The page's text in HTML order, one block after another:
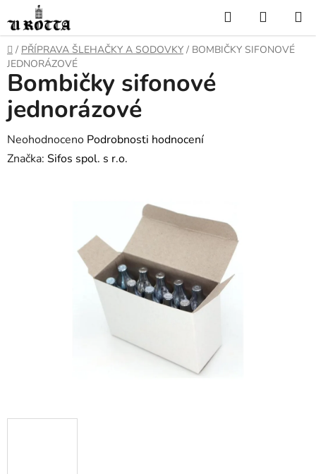
na
obsah
Hledat
KOŠÍK
DOMŮ
/ PŘÍPRAVA ŠLEHAČKY A SODOVKY / BOMBIČKY SIFONOVÉ
JEDNORÁZOVÉ
Bombičky sifonové
jednorázové
Průměrné
hodnocení
Neohodnoceno Podrobnosti hodnocení
Značka: Sifos spol. s r.o.